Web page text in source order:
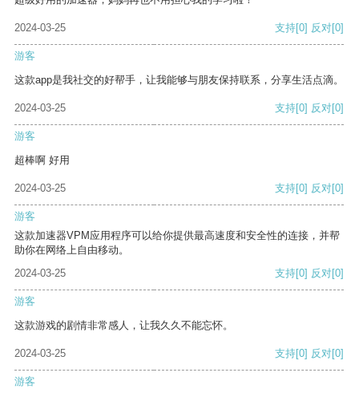
2024-03-25 支持[0] 反对[0]
游客
这款app是我社交的好帮手，让我能够与朋友保持联系，分享生活点滴。
2024-03-25 支持[0] 反对[0]
游客
超棒啊 好用
2024-03-25 支持[0] 反对[0]
游客
这款加速器VPM应用程序可以给你提供最高速度和安全性的连接，并帮
助你在网络上自由移动。
2024-03-25
支持[0] 反对[0]
游客
这款游戏的剧情非常感人，让我久久不能忘怀。
2024-03-25 支持[0] 反对[0]
游客